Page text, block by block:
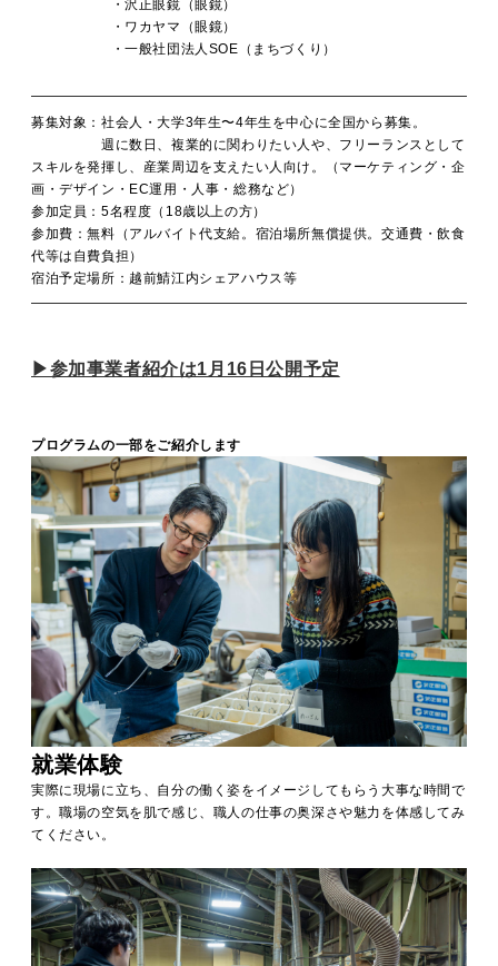
・沢正眼鏡（眼鏡）
・ワカヤマ（眼鏡）
・一般社団法人SOE（まちづくり）
募集対象：社会人・大学3年生〜4年生を中心に全国から募集。
週に数日、複業的に関わりたい人や、フリーランスとして
スキルを発揮し、産業周辺を支えたい人向け。（マーケティング・企
画・デザイン・EC運用・人事・総務など）
参加定員：5名程度（18歳以上の方）
参加費：無料（アルバイト代支給。宿泊場所無償提供。交通費・飲食
代等は自費負担）
宿泊予定場所：越前鯖江内シェアハウス等
▶︎参加事業者紹介は1月16日公開予定
プログラムの一部をご紹介します
就業体験
実際に現場に立ち、自分の働く姿をイメージしてもらう大事な時間で
す。職場の空気を肌で感じ、職人の仕事の奥深さや魅力を体感してみ
てください。